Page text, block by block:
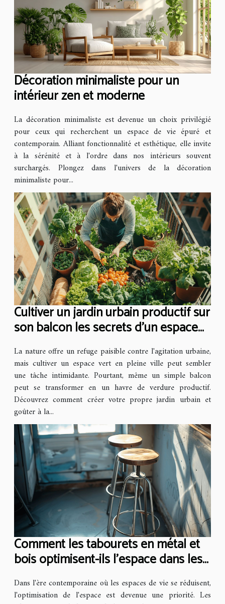
Décoration minimaliste pour un
intérieur zen et moderne
La décoration minimaliste est devenue un choix privilégié
pour ceux qui recherchent un espace de vie épuré et
contemporain. Alliant fonctionnalité et esthétique, elle invite
à la sérénité et à l'ordre dans nos intérieurs souvent
surchargés. Plongez dans l'univers de la décoration
minimaliste pour...
Cultiver un jardin urbain productif sur
son balcon les secrets d’un espace
vert en ville
La nature offre un refuge paisible contre l'agitation urbaine,
mais cultiver un espace vert en pleine ville peut sembler
une tâche intimidante. Pourtant, même un simple balcon
peut se transformer en un havre de verdure productif.
Découvrez comment créer votre propre jardin urbain et
goûter à la...
Comment les tabourets en métal et
bois optimisent-ils l'espace dans les
petits intérieurs ?
Dans l'ère contemporaine où les espaces de vie se réduisent,
l'optimisation de l'espace est devenue une priorité. Les